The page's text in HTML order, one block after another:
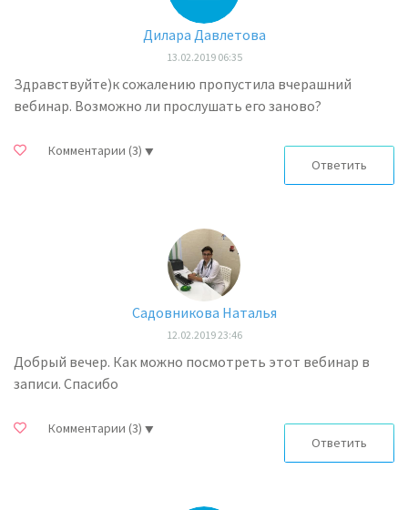
Дилара Давлетова
13.02.2019 06:35
Здравствуйте)к сожалению пропустила вчерашний
вебинар. Возможно ли прослушать его заново?
Комментарии (3)
Ответить
Садовникова Наталья
12.02.2019 23:46
Добрый вечер. Как можно посмотреть этот вебинар в
записи. Спасибо
Комментарии (3)
Ответить